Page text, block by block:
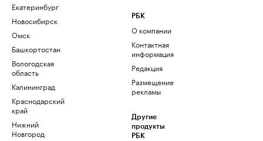
Екатеринбург
Новосибирск
Омск
Башкортостан
Вологодская
область
Калининград
Краснодарский
край
Нижний
Новгород
РБК
О компании
Контактная
информация
Редакция
Размещение
рекламы
Другие
продукты
РБК